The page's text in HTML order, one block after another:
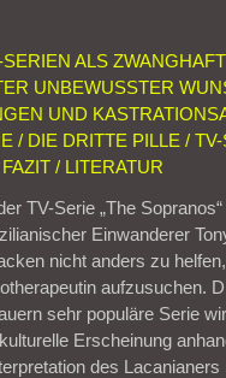
ALS
UNBEWUSSTER
UND
/ DIE DRITTE PILLE /
/ LITERATUR
TV-Serie „The
Einwanderer
nicht anders zu
aufzusuchen.
sehr populäre Serie
Erscheinung
des